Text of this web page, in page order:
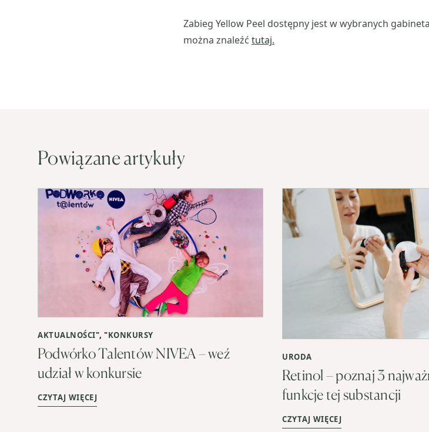
Zabieg Yellow Peel dostępny jest w wybranych
można znaleźć tutaj.
Powiązane artykuły
AKTUALNOŚCI", "KONKURSY
Podwórko Talentów NIVEA – weź
udział w konkursie
CZYTAJ WIĘCEJ
URODA
Retinol – poznaj 3
funkcje tej substancji
CZYTAJ WIĘCEJ